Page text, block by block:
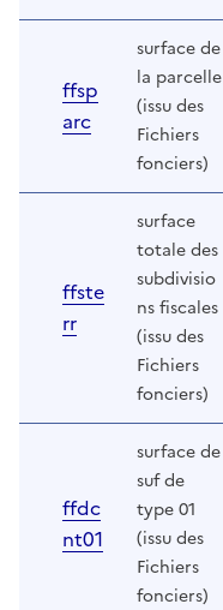
ffsp
arc
surface de
la parcelle
(issu des
Fichiers
fonciers)
ffste
rr
surface
totale des
subdivisio
ns fiscales
(issu des
Fichiers
fonciers)
ffdc
nt01
surface de
suf de
type 01
(issu des
Fichiers
fonciers)